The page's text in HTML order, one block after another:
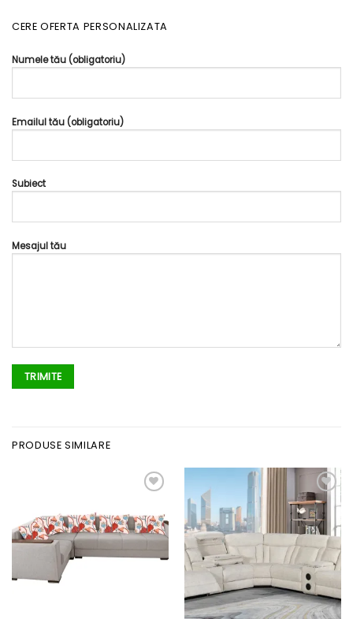
CERE OFERTA PERSONALIZATA
Numele tău (obligatoriu)
Emailul tău (obligatoriu)
Subiect
Mesajul tău
PRODUSE SIMILARE